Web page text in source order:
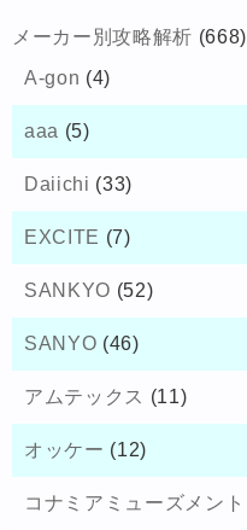
メーカー別攻略解析 (668)
A-gon (4)
aaa (5)
Daiichi (33)
EXCITE (7)
SANKYO (52)
SANYO (46)
アムテックス (11)
オッケー (12)
コナミアミューズメント